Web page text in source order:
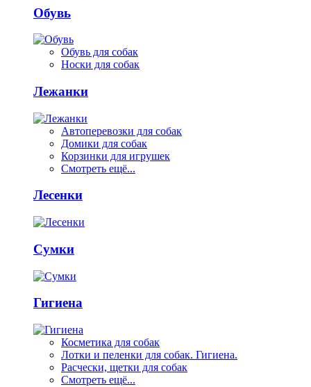
Обувь
Обувь для собак
Носки для собак
Лежанки
Автоперевозки для собак
Домики для собак
Корзинки для игрушек
Смотреть ещё...
Лесенки
Сумки
Гигиена
Косметика для собак
Лотки и пеленки для собак. Гигиена.
Расчески, щетки для собак
Смотреть ещё...